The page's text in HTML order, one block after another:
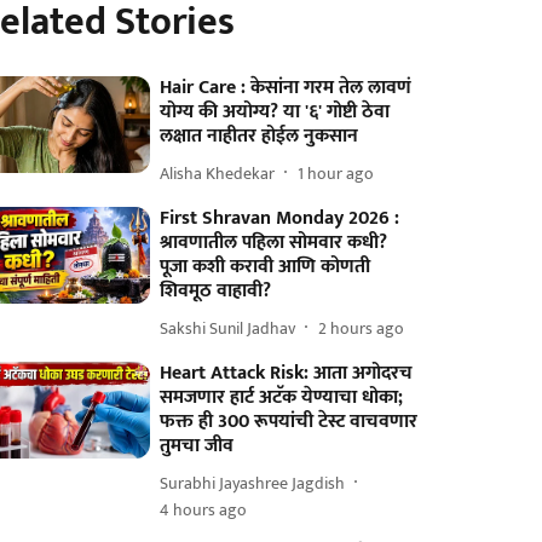
Stories
Hair Care : केसांना गरम तेल लावणं
योग्य की अयोग्य? या '६' गोष्टी ठेवा
लक्षात नाहीतर होईल नुकसान
Alisha Khedekar 1 hour ago
First Shravan Monday 2026 :
श्रावणातील पहिला सोमवार कधी?
पूजा कशी करावी आणि कोणती
शिवमूठ वाहावी?
Sakshi Sunil Jadhav 2 hours ago
Heart Attack Risk: आता अगोदरच
समजणार हार्ट अटॅक येण्याचा धोका;
फक्त ही 300 रूपयांची टेस्ट वाचवणार
तुमचा जीव
Surabhi Jayashree Jagdish
4 hours ago